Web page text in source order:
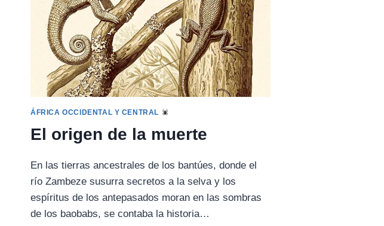
ÁFRICA OCCIDENTAL Y CENTRAL
El origen de la muerte
En las tierras ancestrales de los bantúes, donde el
río Zambeze susurra secretos a la selva y los
espíritus de los antepasados moran en las sombras
de los baobabs, se contaba la historia…